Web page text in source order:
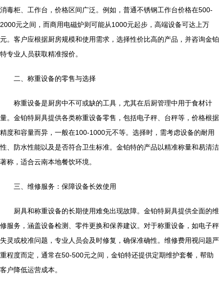
消毒柜、工作台，价格区间广泛。例如，普通不锈钢工作台价格在500-
2000元之间，而商用电磁炉则可能从1000元起步，高端设备可达上万
元。客户应根据厨房规模和使用需求，选择性价比高的产品，并咨询金铂
特专业人员获取精准报价。
二、称重设备的零售与选择
称重设备是厨房中不可或缺的工具，尤其在后厨管理中用于食材计
量。金铂特厨具提供各类称重设备零售，包括电子秤、台秤等，价格根据
精度和容量而异，一般在100-1000元不等。选择时，需考虑设备的耐用
性、防水性能以及是否符合卫生标准。金铂特的产品以精准称量和易清洁
著称，适合云南本地餐饮环境。
三、维修服务：保障设备长效使用
厨具和称重设备的长期使用难免出现故障。金铂特厨具提供全面的维
修服务，涵盖设备检测、零件更换和保养建议。对于称重设备，如电子秤
失灵或校准问题，专业人员会及时修复，确保准确性。维修费用视问题严
重程度而定，通常在50-500元之间，金铂特还提供定期维护套餐，帮助
客户降低运营成本。